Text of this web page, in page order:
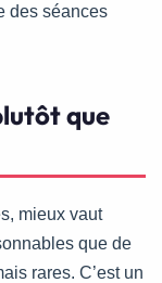
des séances
que
mieux vaut
que de
rares. C’est un